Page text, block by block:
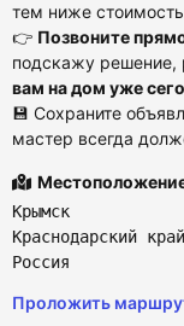
тем ниже
👉 Позвоните
подскажу решение,
вам на дом уже
💾 Сохраните
мастер всегда
Крымск
Краснодарский край
Россия
Проложить